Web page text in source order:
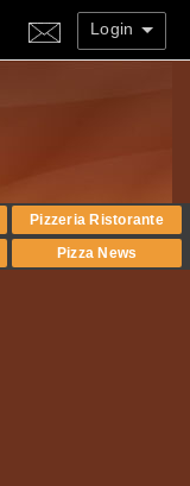
Login
Pizzeria Ristorante
Pizza News